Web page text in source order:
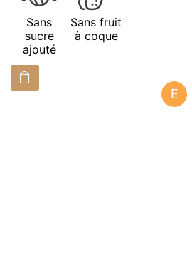
Sans
sucre
ajouté
Sans fruit
à coque
E